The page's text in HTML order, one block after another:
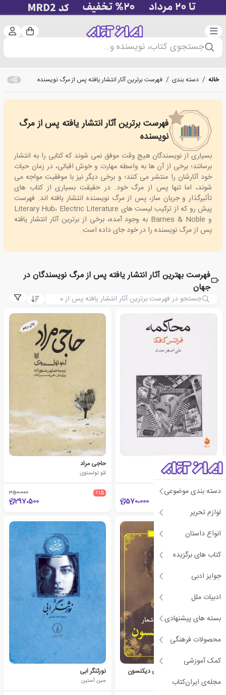
دسته‌بندی سبد
جستجوی کتاب، نویسنده و...
دسته بندی موضوعی
لوازم تحریر
انواع داستان
کتاب های برگزیده
جوایز ادبی
ادبیات ملل
بسته های پیشنهادی
محصولات فرهنگی
کمک آموزشی
مجله‌ی ایران‌کتاب
خانه / دسته بندی / فهرست برترین آثار انتشار یافته پس از مرگ نویسنده
فهرست برترین آثار انتشار یافته پس از مرگ
نویسنده
Best Posthumously Published Books
بسیاری از نویسندگان هیچ وقت موفق نمی شوند که کتابی را به انتشار
برسانند؛ برخی از آن ها به واسطه مهارت و خوش اقبالی، در زمان حیات
خود آثارشان را منتشر می کنند؛ و برخی دیگر نیز با موفقیت مواجه می
شوند، اما تنها پس از مرگ خود. در حقیقت بسیاری از کتاب های
تأثیرگذار و جریان ساز، پس از مرگ نویسنده انتشار یافته اند. فهرست
پیش رو که از ترکیب لیست های Literary Hub، Electric Literature
و Barnes & Noble به وجود آمده، برخی از برترین آثار انتشار یافته
پس از مرگ نویسنده را در خود جای داده است.
فهرست بهترین آثار انتشار یافته پس از مرگ نویسندگان در
جهان
محاکمه
فرانتس کافکا
570،000
حاجی مراد
لئو تولستوی
٪15 350،000
297،500
گزیده نامه ها و اشعار امیلی دیکنسون
امیلی دیکنسون
نورثنگر ابی
جین آستین